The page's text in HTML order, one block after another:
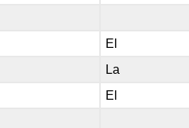
El
La
El